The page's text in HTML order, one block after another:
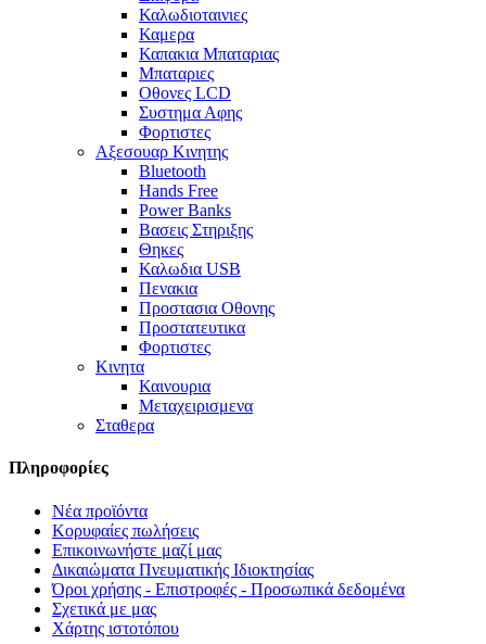
Καλωδιοταινιες
Καμερα
Καπακια Μπαταριας
Μπαταριες
Οθονες LCD
Συστημα Αφης
Φορτιστες
Αξεσουαρ Κινητης
Bluetooth
Hands Free
Power Banks
Βασεις Στηριξης
Θηκες
Καλωδια USB
Πενακια
Προστασια Οθονης
Προστατευτικα
Φορτιστες
Κινητα
Καινουρια
Μεταχειρισμενα
Σταθερα
Πληροφορίες
Νέα προϊόντα
Κορυφαίες πωλήσεις
Επικοινωνήστε μαζί μας
Δικαιώματα Πνευματικής Ιδιοκτησίας
Όροι χρήσης - Επιστροφές - Προσωπικά δεδομένα
Σχετικά με μας
Χάρτης ιστοτόπου